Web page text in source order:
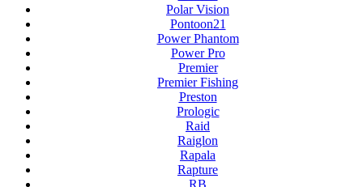
Polar Vision
Pontoon21
Power Phantom
Power Pro
Premier
Premier Fishing
Preston
Prologic
Raid
Raiglon
Rapala
Rapture